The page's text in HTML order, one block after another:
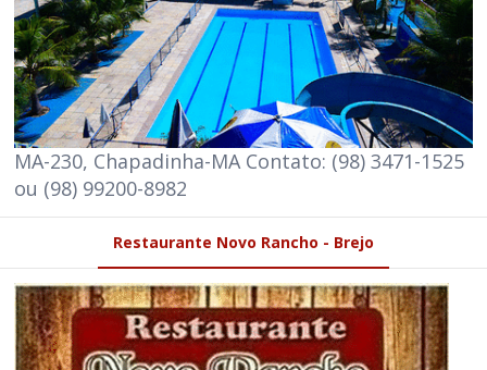
MA-230, Chapadinha-MA Contato: (98) 3471-1525
ou (98) 99200-8982
Restaurante Novo Rancho - Brejo